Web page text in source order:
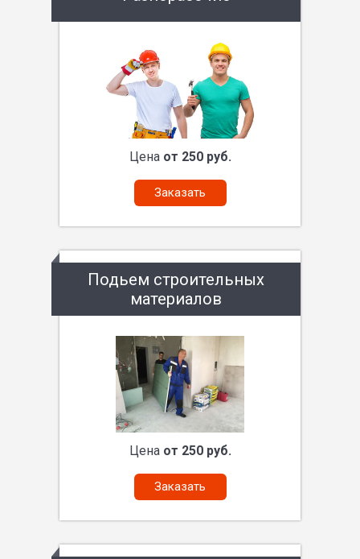
Цена от 250 руб.
Заказать
Подьем строительных
материалов
Цена от 250 руб.
Заказать